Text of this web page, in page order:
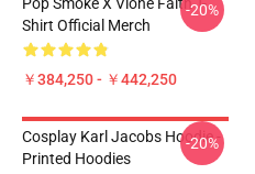
Shirt Official Merch
￥384,250 - ￥442,250
-20%
Cosplay Karl Jacobs Hoodie -
Printed Hoodies
-20%